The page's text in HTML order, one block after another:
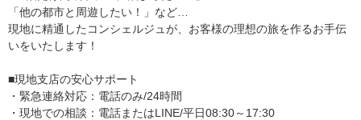
「他の都市と周遊したい！」など…
現地に精通したコンシェルジュが、お客様の理想の旅を作るお手伝
いをいたします！
■現地支店の安心サポート
・緊急連絡対応：電話のみ/24時間
・現地での相談：電話またはLINE/平日08:30～17:30